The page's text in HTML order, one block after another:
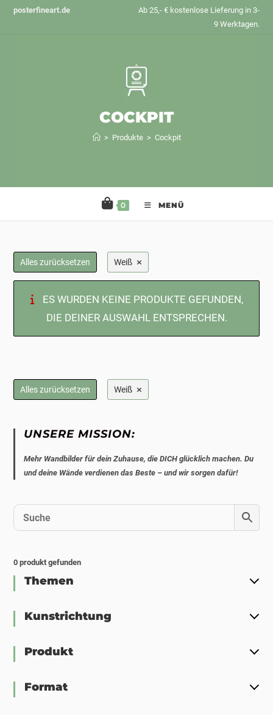
Zumposterfineart.de
Ab 25,- € kostenlose Lieferung in 3-
9 Werktagen.
COCKPIT
> Produkte > Cockpit
0 MENÜ
Alles zurücksetzen Weiß ×
ES WURDEN KEINE PRODUKTE GEFUNDEN,
DIE DEINER AUSWAHL ENTSPRECHEN.
Alles zurücksetzen Weiß ×
UNSERE MISSION:
Mehr Wandbilder für dein Zuhause, die DICH glücklich machen. Du
und deine Wände verdienen das Beste – und wir sorgen dafür!
0 produkt gefunden
Themen
Kunstrichtung
Produkt
Format